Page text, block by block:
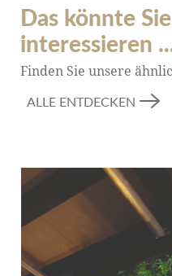
Das könnte
interessieren
Finden Sie unsere
ALLE ENTDECKEN